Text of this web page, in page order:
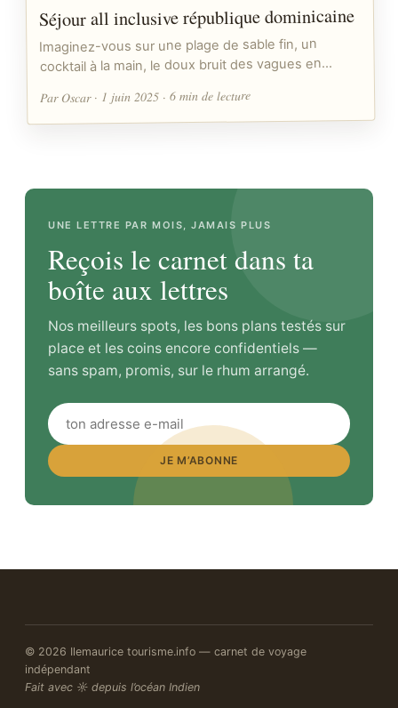
Séjour all inclusive république dominicaine
Imaginez-vous sur une plage de sable fin, un
cocktail à la main, le doux bruit des vagues en…
Par Oscar · 1 juin 2025 · 6 min de lecture
UNE LETTRE PAR MOIS, JAMAIS PLUS
Reçois le carnet dans ta
boîte aux lettres
Nos meilleurs spots, les bons plans testés sur
place et les coins encore confidentiels —
sans spam, promis, sur le rhum arrangé.
JE M’ABONNE
© 2026 Ilemaurice tourisme.info — carnet de voyage
indépendant
Fait avec ☼ depuis l’océan Indien